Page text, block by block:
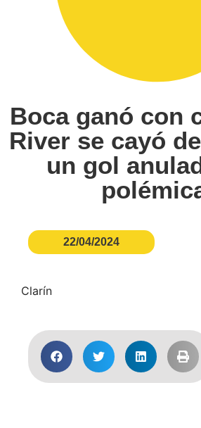
Boca ganó con
River se cayó
un gol
22/04/2024
Clarín